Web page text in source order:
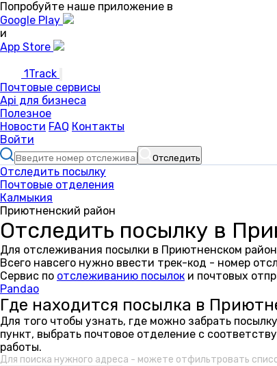
Попробуйте наше приложение в
Google Play
и
App Store
1Track
Почтовые сервисы
Api для бизнеса
Полезное
Новости FAQ Контакты
Войти
Отследить
Отследить посылку
Почтовые отделения
Калмыкия
Приютненский район
Отследить посылку в
Для отслеживания посылки в Приютненском
Всего навсего нужно ввести трек-код - номер
Сервис по отслеживанию посылок и почтовых
Pandao
Где находится посылка в
Для того чтобы узнать, где можно забрать
пункт, выбрать почтовое отделение с
работы.
Для поиска нужного адреса - можете отфильтровать